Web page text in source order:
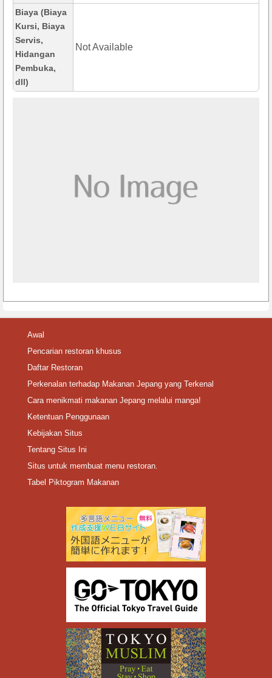
Biaya (Biaya
Kursi, Biaya
Servis,
Hidangan
Pembuka,
dll)
Not Available
Awal
Pencarian restoran khusus
Daftar Restoran
Perkenalan terhadap Makanan Jepang yang Terkenal
Cara menikmati makanan Jepang melalui manga!
Ketentuan Penggunaan
Kebijakan Situs
Tentang Situs Ini
Situs untuk membuat menu restoran.
Tabel Piktogram Makanan